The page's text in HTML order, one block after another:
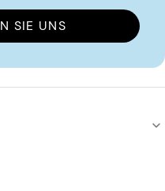
SIE UNS